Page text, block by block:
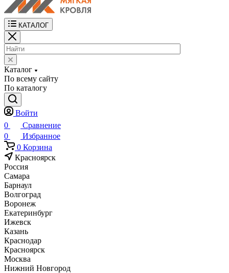
КАТАЛОГ
Каталог
По всему сайту
По каталогу
Войти
0
Сравнение
0
Избранное
0 Корзина
Красноярск
Россия
Самара
Барнаул
Волгоград
Воронеж
Екатеринбург
Ижевск
Казань
Краснодар
Красноярск
Москва
Нижний Новгород